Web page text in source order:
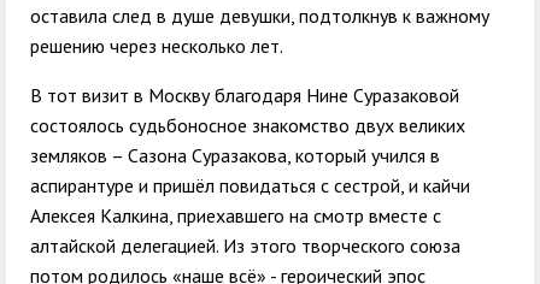
оставила след в душе девушки, подтолкнув к важному
решению через несколько лет.
В тот визит в Москву благодаря Нине Суразаковой
состоялось судьбоносное знакомство двух великих
земляков – Сазона Суразакова, который учился в
аспирантуре и пришёл повидаться с сестрой, и кайчи
Алексея Калкина, приехавшего на смотр вместе с
алтайской делегацией. Из этого творческого союза
потом родилось «наше всё» - героический эпос